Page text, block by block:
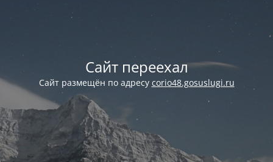
Сайт переехал
Сайт размещён по адресу corio48.gosuslugi.ru